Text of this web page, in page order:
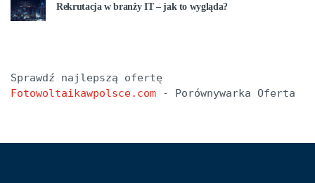
Rekrutacja w branży IT – jak to wygląda?
Fotowoltaikawpolsce.com - Porównywarka Oferta